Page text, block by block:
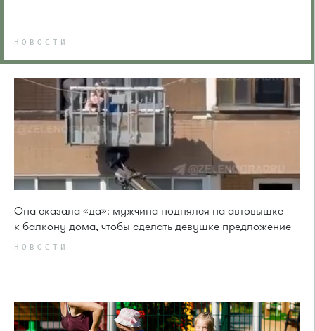
НОВОСТИ
Она сказала «да»: мужчина поднялся на автовышке
к балкону дома, чтобы сделать девушке предложение
НОВОСТИ